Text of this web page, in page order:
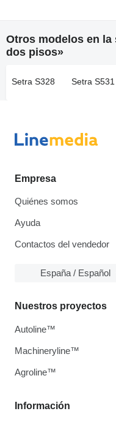
Otros modelos en la
dos pisos»
Setra S328 Setra
Empresa
Quiénes somos
Ayuda
Contactos del vendedor
España / Español
Información
Nuestros proyectos
Autoline™
Machineryline™
Agroline™